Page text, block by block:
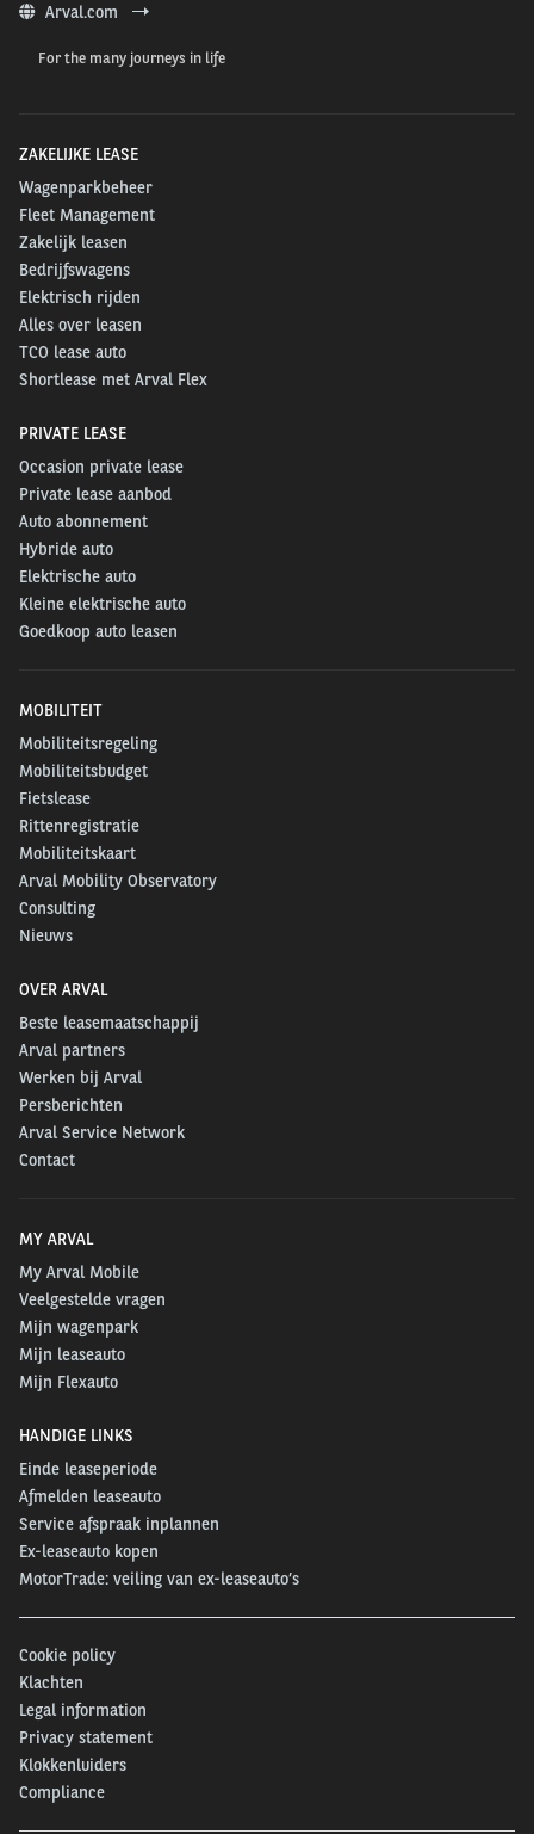
Arval.com
For the many journeys in life
ZAKELIJKE LEASE
Wagenparkbeheer
Fleet Management
Zakelijk leasen
Bedrijfswagens
Elektrisch rijden
Alles over leasen
TCO lease auto
Shortlease met Arval Flex
PRIVATE LEASE
Occasion private lease
Private lease aanbod
Auto abonnement
Hybride auto
Elektrische auto
Kleine elektrische auto
Goedkoop auto leasen
MOBILITEIT
Mobiliteitsregeling
Mobiliteitsbudget
Fietslease
Rittenregistratie
Mobiliteitskaart
Arval Mobility Observatory
Consulting
Nieuws
OVER ARVAL
Beste leasemaatschappij
Arval partners
Werken bij Arval
Persberichten
Arval Service Network
Contact
MY ARVAL
My Arval Mobile
Veelgestelde vragen
Mijn wagenpark
Mijn leaseauto
Mijn Flexauto
HANDIGE LINKS
Einde leaseperiode
Afmelden leaseauto
Service afspraak inplannen
Ex-leaseauto kopen
MotorTrade: veiling van ex-leaseauto’s
Cookie policy
Klachten
Legal information
Privacy statement
Klokkenluiders
Compliance